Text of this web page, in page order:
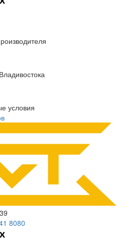
условия
8080